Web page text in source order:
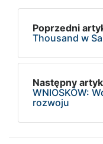
Poprzedni
Thousand w
Następny
WNIOSKÓW:
rozwoju